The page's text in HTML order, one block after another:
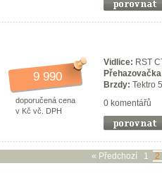
9 990
doporučená cena
v Kč vč. DPH
Vidlice: RST
Brzdy: Tektro
0 komentářů
« Předchozí 1 2